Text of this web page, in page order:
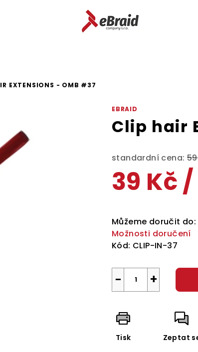
EXTENSIONS - OMB #37
EBRAID
Clip hair
standardní cena:
39 Kč/
cena:
Můžeme doručit do:
Možnosti doručení
Kód: CLIP-IN-37
+
−
Tisk Zeptat